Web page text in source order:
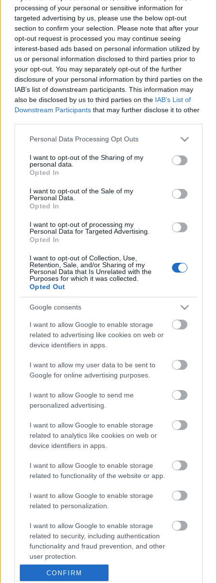
processing of your personal or sensitive information for
targeted advertising by us, please use the below opt-out
section to confirm your selection. Please note that after your
opt-out request is processed you may continue seeing
interest-based ads based on personal information utilized by
us or personal information disclosed to third parties prior to
your opt-out. You may separately opt-out of the further
disclosure of your personal information by third parties on the
IAB’s list of downstream participants. This information may
also be disclosed by us to third parties on the IAB’s List of
Downstream Participants that may further disclose it to other
Please note that this website/app uses one or more Google
not limited to your visit or usage behaviour. You may click to
grant or deny consent to Google and its third-party tags to
use your data for below specified purposes in below Google
consent section.
Personal Data Processing Opt Outs
I want to opt-out of the Sharing of my
personal data.
Opted In
I want to opt-out of the Sale of my
Personal Data.
Opted In
I want to opt-out of processing my
Personal Data for Targeted Advertising.
Opted In
I want to opt-out of Collection, Use,
Retention, Sale, and/or Sharing of my
Personal Data that Is Unrelated with the
Purposes for which it was collected.
Opted Out
Google consents
I want to allow Google to enable storage
related to advertising like cookies on web or
device identifiers in apps.
I want to allow my user data to be sent to
Google for online advertising purposes.
I want to allow Google to send me
personalized advertising.
I want to allow Google to enable storage
related to analytics like cookies on web or
device identifiers in apps.
I want to allow Google to enable storage
related to functionality of the website or app.
I want to allow Google to enable storage
related to personalization.
I want to allow Google to enable storage
related to security, including authentication
functionality and fraud prevention, and other
user protection.
CONFIRM
agilisabbá válni. Az agilis gyártás különböző
termékek összeszerelése közötti gyors átállások
képessége, egyre fontosabb napjaink
gyártóiparában.
„A GM átalakulásának kulcseleme, hogy agilisabb,
innovatívabb vállalattá váljon, és a 3D nyomtatás
kritikus szerepet játszik ebben a küldetésben.
hetek vagy hónapok helyett napok alatt, jelentősen
alacsonyabb áron készíthetők el tárgyak”
– nyilatkozta
a GM Additív Tervezés és Anyagmérnökség részlegét
vezető Audley Brown.
A nagyvállalat additívgyártás-részlegeiben eddig
összesen 75 rendszert telepítettek. Az átfogó
tevékenységre kitalált AIC-ben 24 nyomtatót
üzemeltek be. A gépeket úgy osztották el, hogy a
központot polimer- és fémprintelésre is
használhassák. Több technikával dolgoznak:
szelektív lézeres szinterezéssel, szelektív lézeres
olvasztással, multi-jet fúzióval, szálhúzással (FDM).
Additív technikákat és alkalmazásokat hivatottak
kutatásfejlesztési ága az AIC együttműködő
partnere, ami egyértelműen interdiszciplináris és
integrált vállalati megközelítést, felgyorsított
„A prototípuskészítéstől a szerszám- és járműgyártásig,
a GM egyre nagyobb mértékben használja a 3D
nyomtatást. A központtal ezt folytatjuk, a technológia
vállalaton belüli alkalmazását gyorsítjuk fel”
magyarázza Ron Daul, a GM Additív Gyártás és
Polimer Központjainak igazgatója.
Ajánlott bejegyzések:
Az első 3D nyomtatott alkatrészek egy
közúti Ferrariban